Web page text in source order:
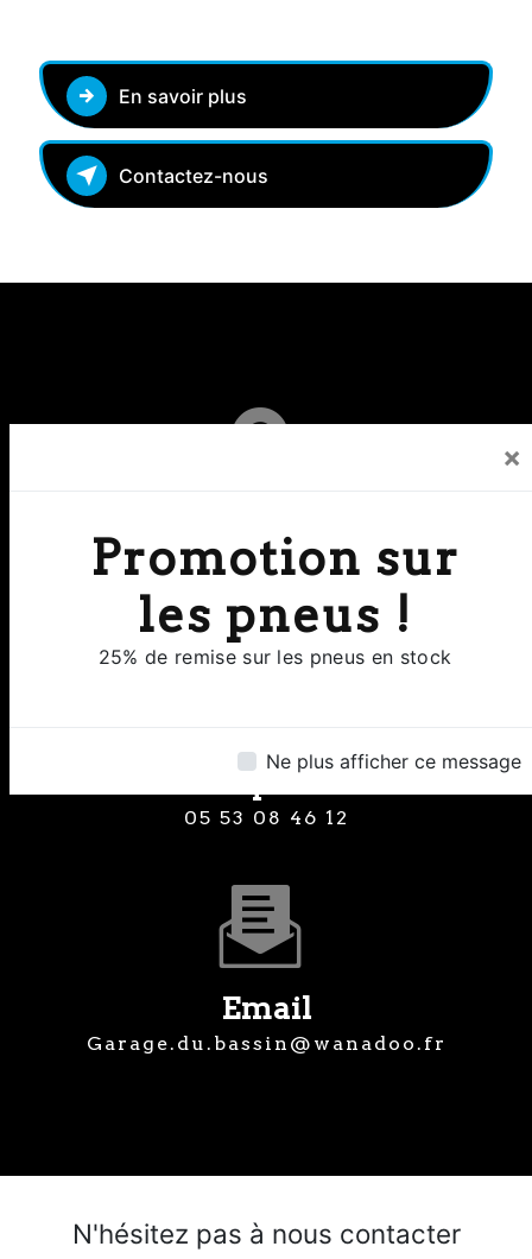
×
Promotion sur
les pneus !
25% de remise sur les pneus en stock
Ne plus afficher ce message
En savoir plus
Contactez-nous
Adresse
8 Rue Clermont de Piles 24000
Téléphone
05 53 08 46 12
Email
garage.du.bassin@wanadoo.fr
N'hésitez pas à nous contacter